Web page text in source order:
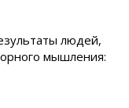
людей,
мышления: